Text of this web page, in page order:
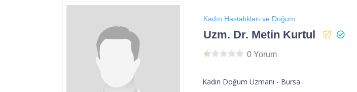
Kadın Hastalıkları ve Doğum
Uzm. Dr. Metin Kurtul
0 Yorum
Kadın Doğum Uzmanı - Bursa